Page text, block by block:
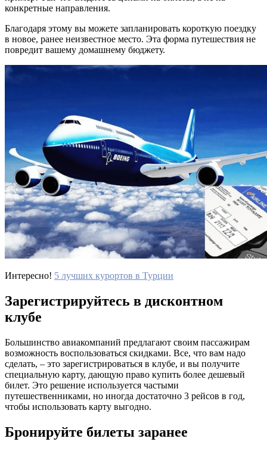
конкретные направления.
Благодаря этому вы можете запланировать короткую поездку
в новое, ранее неизвестное место. Эта форма путешествия не
повредит вашему домашнему бюджету.
Интересно! 5 лучших курортов в Турции
Зарегистрируйтесь в дисконтном
клубе
Большинство авиакомпаний предлагают своим пассажирам
возможность воспользоваться скидками. Все, что вам надо
сделать, – это зарегистрироваться в клубе, и вы получите
специальную карту, дающую право купить более дешевый
билет. Это решение используется частыми
путешественниками, но иногда достаточно 3 рейсов в год,
чтобы использовать карту выгодно.
Бронируйте билеты заранее